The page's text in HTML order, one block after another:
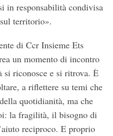
in responsabilità condivisa
territorio».
di Ccr Insieme Ets
un momento di incontro
riconosce e si ritrova. È
a riflettere su temi che
quotidianità, ma che
la fragilità, il bisogno di
reciproco. E proprio